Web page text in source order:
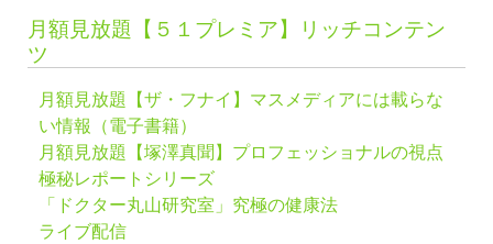
月額見放題【５１プレミア】リッチコンテン
ツ
月額見放題【ザ・フナイ】マスメディアには載らな
い情報（電子書籍）
月額見放題【塚澤真聞】プロフェッショナルの視点
極秘レポートシリーズ
「ドクター丸山研究室」究極の健康法
ライブ配信